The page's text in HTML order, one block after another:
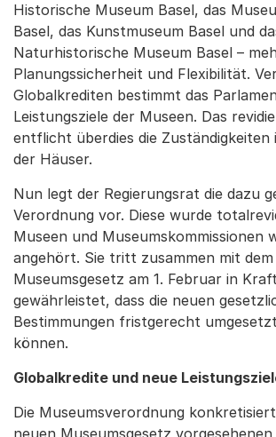
Historische Museum Basel, das
Basel, das Kunstmuseum Basel und
Naturhistorische Museum Basel –
Planungssicherheit und Flexibilität.
Globalkrediten bestimmt das
Leistungsziele der Museen. Das
entflicht überdies die
der Häuser.
Nun legt der Regierungsrat die dazu
Verordnung vor. Diese wurde
Museen und Museumskommissionen
angehört. Sie tritt zusammen mit dem
Museumsgesetz am 1. Februar in
gewährleistet, dass die neuen
Bestimmungen fristgerecht
können.
Globalkredite und neue
Die Museumsverordnung
neuen Museumsgesetz